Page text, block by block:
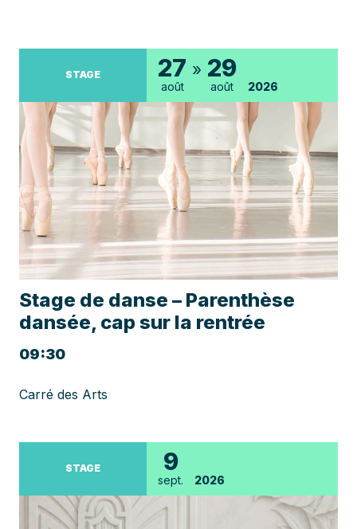
STAGE 27
août
» 29
août 2026
Stage de danse – Parenthèse
dansée, cap sur la rentrée
09:30
Carré des Arts
STAGE 9
sept. 2026